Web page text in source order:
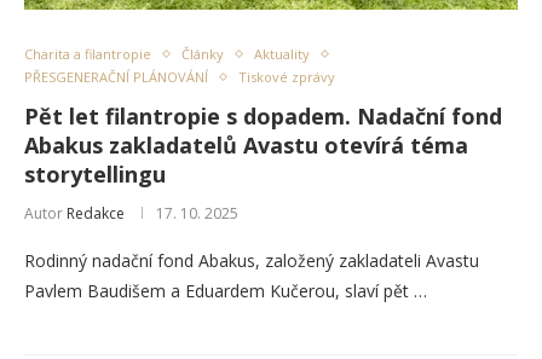
Charita a filantropie Články
Aktuality
PŘESGENERAČNÍ PLÁNOVÁNÍ
Tiskové zprávy
Pět let filantropie s dopadem. Nadační fond
Abakus zakladatelů Avastu otevírá téma
storytellingu
Autor Redakce 17. 10. 2025
Rodinný nadační fond Abakus, založený zakladateli Avastu
Pavlem Baudišem a Eduardem Kučerou, slaví pět …